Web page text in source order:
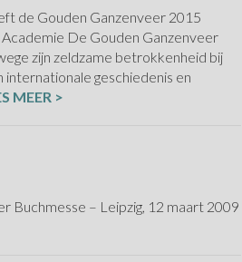
de Gouden Ganzenveer 2015
De Gouden Ganzenveer
zijn zeldzame betrokkenheid bij
internationale geschiedenis en
MEER >
Buchmesse – Leipzig, 12 maart 2009